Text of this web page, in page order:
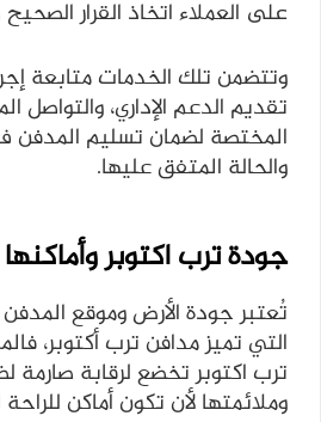
على العملاء اتخاذ القرار
وتتضمن تلك الخدمات متابعة
تقديم الدعم الإداري، والتواصل
المختصة لضمان تسليم المدفن
والحالة المتفق عليها.
جودة ترب اكتوبر وأماكنها
تُعتبر جودة الأرض وموقع
التي تميز مدافن ترب أكتوبر،
ترب اكتوبر تخضع لرقابة صارمة
وملائمتها لأن تكون أماكن للراحة